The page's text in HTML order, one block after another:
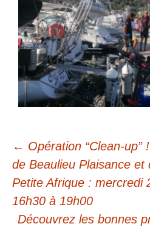
Navigation
des
← Opération “Clean-
de Beaulieu Plaisance et
Petite Afrique : mercredi
16h30 à 19h00
Découvrez les bonnes